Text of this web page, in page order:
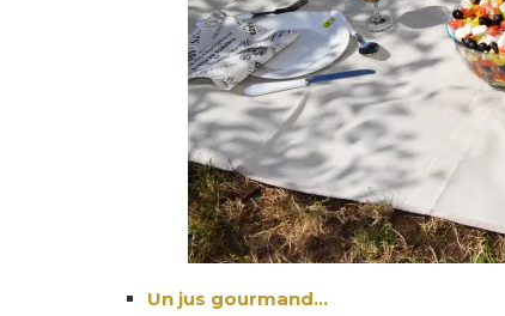
Un jus gourmand…